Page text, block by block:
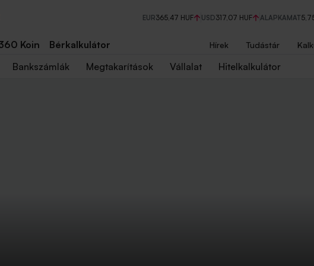
EUR365,47 HUF USD317,07 HUF ALAPKAMAT
Koin Bérkalkulátor Hírek Tudástár
Bankszámlák Megtakarítások Vállalat Hitelkalkulátor